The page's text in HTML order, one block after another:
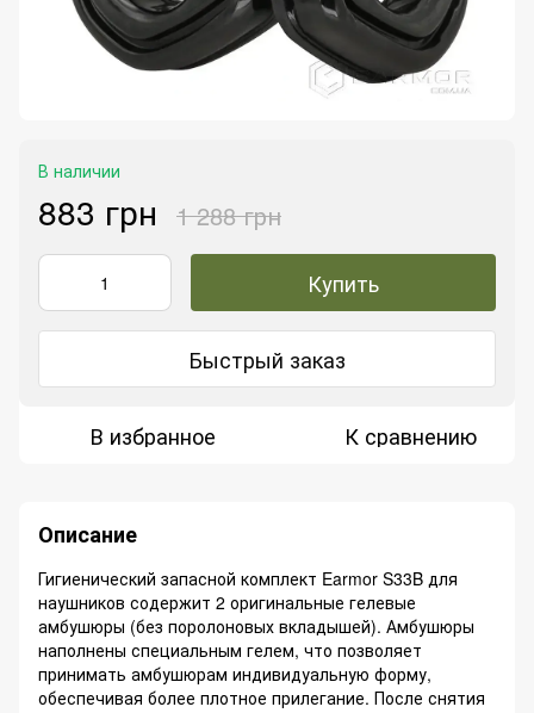
В наличии
883 грн 1 288 грн
Купить
Быстрый заказ
В избранное К сравнению
Описание
Гигиенический запасной комплект Earmor S33B для
наушников содержит 2 оригинальные гелевые
амбушюры (без поролоновых вкладышей). Амбушюры
наполнены специальным гелем, что позволяет
принимать амбушюрам индивидуальную форму,
обеспечивая более плотное прилегание. После снятия